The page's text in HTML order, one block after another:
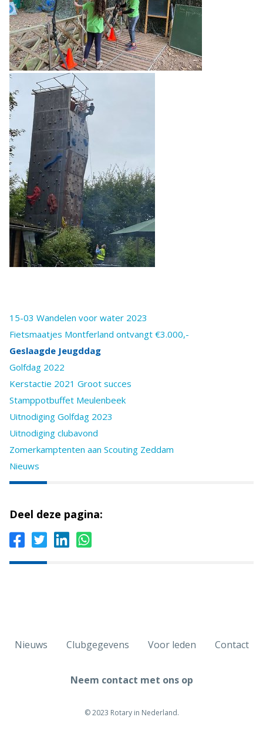
15-03 Wandelen voor water 2023
Fietsmaatjes Montferland ontvangt €3.000,-
Geslaagde Jeugddag
Golfdag 2022
Kerstactie 2021 Groot succes
Stamppotbuffet Meulenbeek
Uitnodiging Golfdag 2023
Uitnodiging clubavond
Zomerkamptenten aan Scouting Zeddam
Nieuws
Deel deze pagina:
Nieuws Clubgegevens Voor leden Contact
Neem contact met ons op
© 2023 Rotary in Nederland.